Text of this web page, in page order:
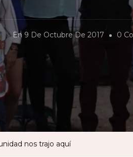
En 9 De Octubre De 2017 0
nos trajo aquí